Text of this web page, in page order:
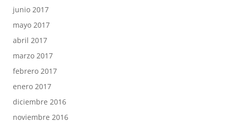
junio 2017
mayo 2017
abril 2017
marzo 2017
febrero 2017
enero 2017
diciembre 2016
noviembre 2016